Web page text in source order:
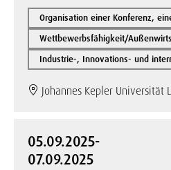
Organisation einer Konferenz,
Wettbewerbsfähigkeit/
Industrie-, Innovations- und
Johannes Kepler Universität
05.09.2025-
07.09.2025